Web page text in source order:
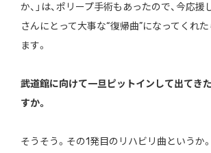
か、」は、ポリープ手術もあったので、今応
さんにとって大事な“復帰曲”になってくれ
ます。
――武道館に向けて一旦ピットインして出てき
すか。
そうそう。その1発目のリハビリ曲というか。